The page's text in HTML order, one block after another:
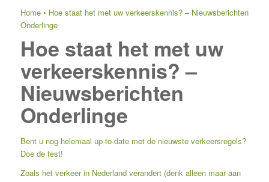
Home• Hoe staat het met uw verkeerskennis? – Nieuwsberichten
Onderlinge
Hoe staat het met uw
verkeerskennis? –
Nieuwsberichten
Onderlinge
Bent u nog helemaal up-to-date met de nieuwste verkeersregels?
Doe de test!
Zoals het verkeer in Nederland verandert (denk alleen maar aan